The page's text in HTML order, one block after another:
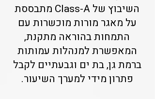
השיבוץ של Class-A מתבססת
על מאגר מורות מוכשרות עם
התמחות בהוראה מתקנת,
המאפשרת למנהלות עמותות
ברמת גן, בת ים וגבעתיים לקבל
פתרון מידי למערך השיעור.